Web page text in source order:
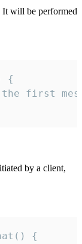
It will be performed
{
first
by a client,
{